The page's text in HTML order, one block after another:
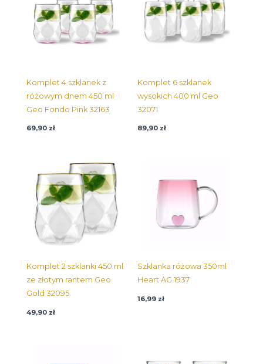
Komplet 4 szklanek z
różowym dnem 450 ml
Geo Fondo Pink 32163
69,90 zł
Komplet 6 szklanek
wysokich 400 ml Geo
32071
89,90 zł
Komplet 2 szklanki 450 ml
ze złotym rantem Geo
Gold 32095
49,90 zł
Szklanka różowa 350ml
Heart AG 1937
16,99 zł